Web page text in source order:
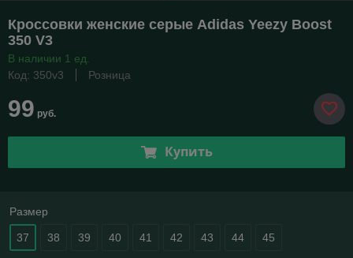
Кроссовки женские серые Adidas Yeezy Boost
350 V3
В наличии 1 ед.
Код: 350v3
Розница
99 руб.
Купить
Размер
37 38 39 40 41 42 43 44 45